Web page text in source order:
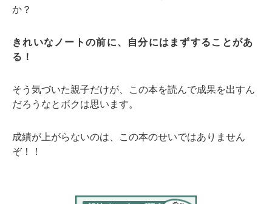
か？
きれいなノートの前に、自分にはまずすることがあ
る！
そう気づいた親子だけが、この本を読んで成果を出すん
だろうなとボクは思います。
成績が上がらないのは、この本のせいではありません
ぞ！！